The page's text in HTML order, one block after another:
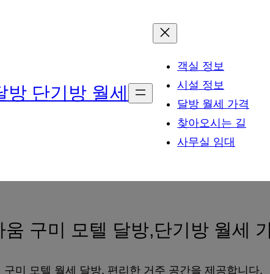
단기방 월세
객실 정보
시설 정보
달방 월세 가격
찾아오시는 길
사무실 임대
움 구미 모텔 달방,단기방 월세
구미 모텔 월세 달방, 편리한 거주 공간을 제공합니다.